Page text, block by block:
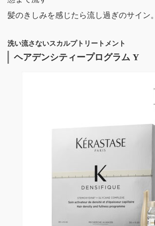
髪のきしみを感じたら流し過ぎのサイン。
洗い流さないスカルプトリートメント
ヘアデンシティープログラム Y